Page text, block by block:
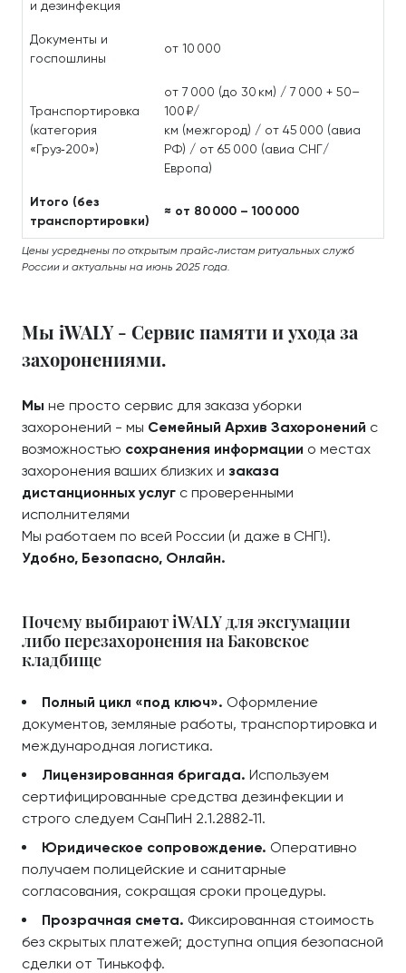
и дезинфекция
Документы и
госпошлины
от 10 000
Транспортировка
(категория
«Груз‑200»)
от 7 000 (до 30 км) / 7 000 + 50–
100 ₽/
км (межгород) / от 45 000 (авиа
РФ) / от 65 000 (авиа СНГ/
Европа)
Итого (без
транспортировки)
≈ от 80 000 – 100 000
Цены усреднены по открытым прайс‑листам ритуальных служб
России и актуальны на июнь 2025 года.
Мы iWALY - Сервис памяти и ухода за
захоронениями.
Мы не просто сервис для заказа уборки
захоронений - мы Семейный Архив Захоронений с
возможностью сохранения информации о местах
захоронения ваших близких и заказа
дистанционных услуг с проверенными
исполнителями
Мы работаем по всей России (и даже в СНГ!).
Удобно, Безопасно, Онлайн.
Почему выбирают iWALY для эксгумации
либо перезахоронения на Баковское
кладбище
Полный цикл «под ключ». Оформление
документов, земляные работы, транспортировка и
международная логистика.
Лицензированная бригада. Используем
сертифицированные средства дезинфекции и
строго следуем СанПиН 2.1.2882‑11.
Юридическое сопровождение. Оперативно
получаем полицейские и санитарные
согласования, сокращая сроки процедуры.
Прозрачная смета. Фиксированная стоимость
без скрытых платежей; доступна опция безопасной
сделки от Тинькофф.